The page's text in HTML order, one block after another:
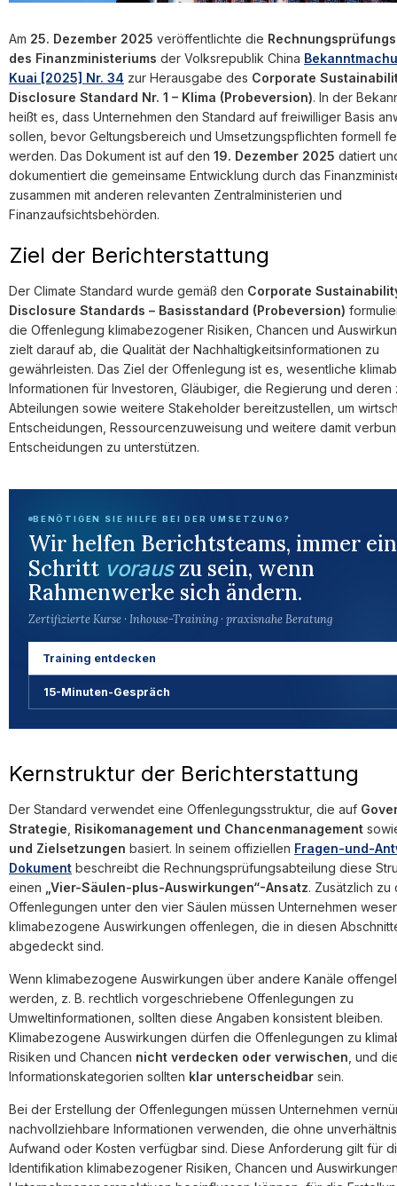
Am 25. Dezember 2025 veröffentlichte die
des Finanzministeriums der Volksrepublik China
Kuai [2025] Nr. 34 zur Herausgabe des Corporate
Disclosure Standard Nr. 1 – Klima (Probeversion). In der
heißt es, dass Unternehmen den Standard auf freiwilliger Basis
sollen, bevor Geltungsbereich und Umsetzungspflichten formell
werden. Das Dokument ist auf den 19. Dezember 2025 datiert
dokumentiert die gemeinsame Entwicklung durch das
zusammen mit anderen relevanten Zentralministerien und
Finanzaufsichtsbehörden.
Ziel der Berichterstattung
Der Climate Standard wurde gemäß den Corporate
Disclosure Standards – Basisstandard (Probeversion)
die Offenlegung klimabezogener Risiken, Chancen und
zielt darauf ab, die Qualität der Nachhaltigkeitsinformationen zu
gewährleisten. Das Ziel der Offenlegung ist es, wesentliche
Informationen für Investoren, Gläubiger, die Regierung und deren
Abteilungen sowie weitere Stakeholder bereitzustellen, um
Entscheidungen, Ressourcenzuweisung und weitere damit
Entscheidungen zu unterstützen.
BENÖTIGEN SIE HILFE BEI DER UMSETZUNG?
Wir helfen Berichtsteams, immer
Schritt vorauszu sein, wenn
Rahmenwerke sich ändern.
Zertifizierte Kurse · Inhouse-Training · praxisnahe Beratung
Training entdecken
15-Minuten-Gespräch
Kernstruktur der Berichterstattung
Der Standard verwendet eine Offenlegungsstruktur, die auf
Strategie Risikomanagement und Chancenmanagement
und Zielsetzungen basiert. In seinem offiziellen Fragen-und-
Dokument beschreibt die Rechnungsprüfungsabteilung diese
einen
„Vier-Säulen-plus-Auswirkungen“-Ansatz. Zusätzlich zu
Offenlegungen unter den vier Säulen müssen Unternehmen
klimabezogene Auswirkungen offenlegen, die in diesen
abgedeckt sind.
Wenn klimabezogene Auswirkungen über andere Kanäle
werden, z. B. rechtlich vorgeschriebene Offenlegungen zu
Umweltinformationen, sollten diese Angaben konsistent bleiben.
Klimabezogene Auswirkungen dürfen die Offenlegungen zu
Risiken und Chancen nicht verdecken oder verwischen , und
Informationskategorien sollten klar unterscheidbar sein.
Bei der Erstellung der Offenlegungen müssen Unternehmen
nachvollziehbare Informationen verwenden, die ohne
Aufwand oder Kosten verfügbar sind. Diese Anforderung gilt für
Identifikation klimabezogener Risiken, Chancen und